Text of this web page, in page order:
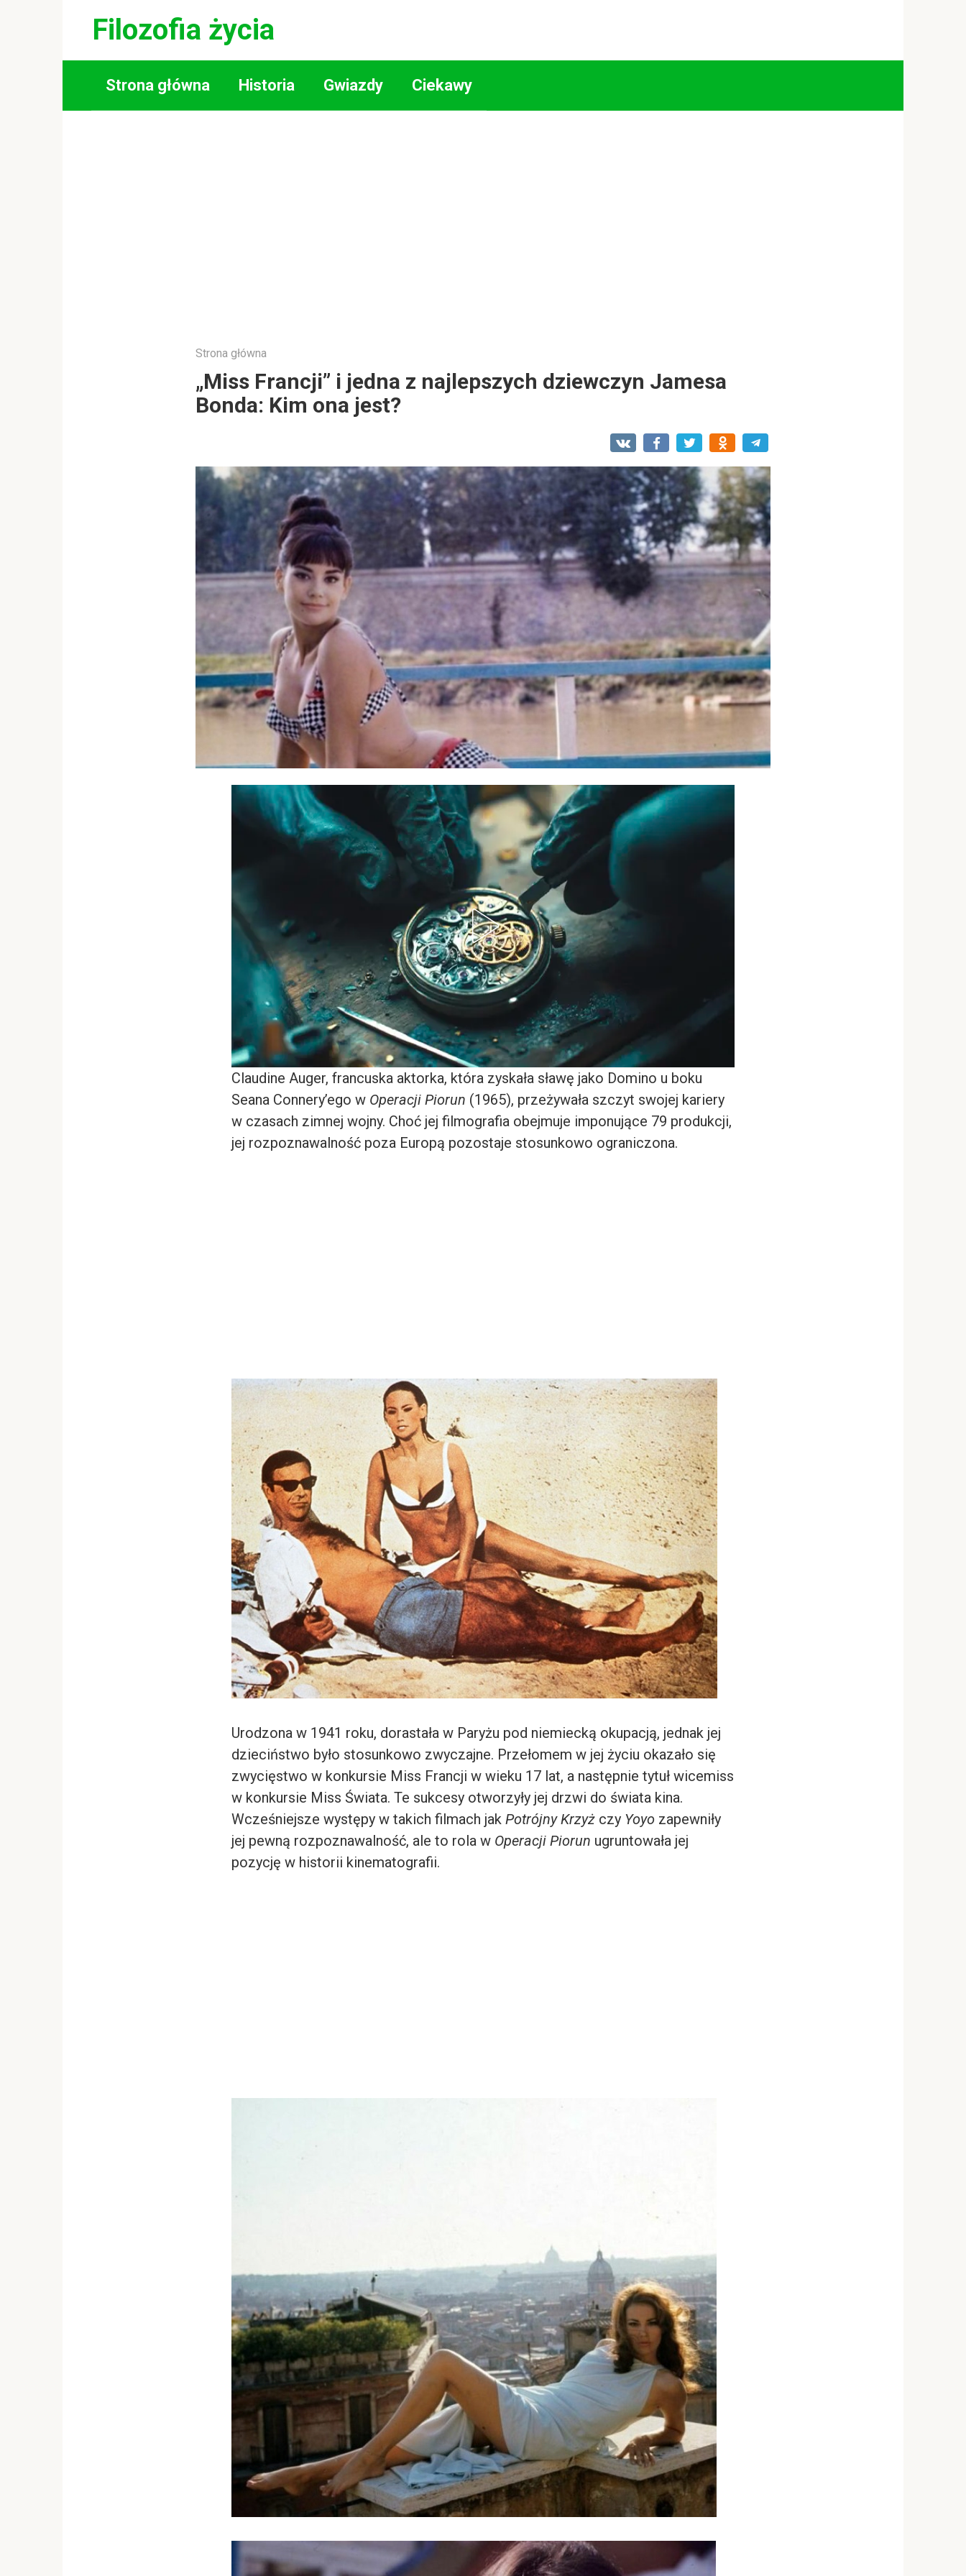
Filozofia życia
Strona główna Historia Gwiazdy Ciekawy
Strona główna
„Miss Francji” i jedna z najlepszych dziewczyn Jamesa
Bonda: Kim ona jest?
Claudine Auger, francuska aktorka, która zyskała sławę jako Domino u boku
Seana Connery’ego w Operacji Piorun (1965), przeżywała szczyt swojej kariery
w czasach zimnej wojny. Choć jej filmografia obejmuje imponujące 79 produkcji,
jej rozpoznawalność poza Europą pozostaje stosunkowo ograniczona.
Urodzona w 1941 roku, dorastała w Paryżu pod niemiecką okupacją, jednak jej
dzieciństwo było stosunkowo zwyczajne. Przełomem w jej życiu okazało się
zwycięstwo w konkursie Miss Francji w wieku 17 lat, a następnie tytuł wicemiss
w konkursie Miss Świata. Te sukcesy otworzyły jej drzwi do świata kina.
Wcześniejsze występy w takich filmach jak Potrójny Krzyż czy Yoyo zapewniły
jej pewną rozpoznawalność, ale to rola w Operacji Piorun ugruntowała jej
pozycję w historii kinematografii.